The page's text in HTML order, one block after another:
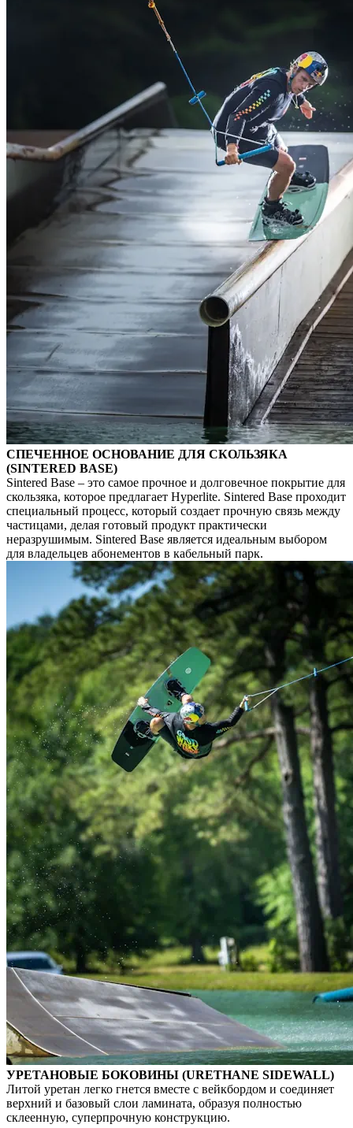
СПЕЧЕННОЕ ОСНОВАНИЕ ДЛЯ СКОЛЬЗЯКА
(SINTERED BASE)
Sintered Base – это самое прочное и долговечное покрытие для
скользяка, которое предлагает Hyperlite. Sintered Base проходит
специальный процесс, который создает прочную связь между
частицами, делая готовый продукт практически
неразрушимым. Sintered Base является идеальным выбором
для владельцев абонементов в кабельный парк.
УРЕТАНОВЫЕ БОКОВИНЫ (URETHANE SIDEWALL)
Литой уретан легко гнется вместе с вейкбордом и соединяет
верхний и базовый слои ламината, образуя полностью
склеенную, суперпрочную конструкцию.